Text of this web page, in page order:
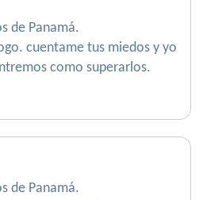
de Panamá.
cuentame tus miedos y yo
como superarlos.
de Panamá.